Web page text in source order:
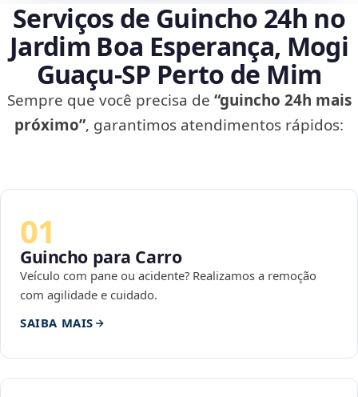
Serviços de Guincho 24h no
Jardim Boa Esperança, Mogi
Guaçu‑SP Perto de Mim
Sempre que você precisa de “guincho 24h mais
próximo”, garantimos atendimentos rápidos:
01
Guincho para Carro
Veículo com pane ou acidente? Realizamos a remoção
com agilidade e cuidado.
SAIBA MAIS